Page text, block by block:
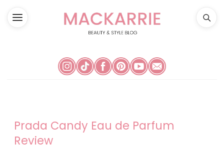
Prada Candy Eau de Parfum
Review